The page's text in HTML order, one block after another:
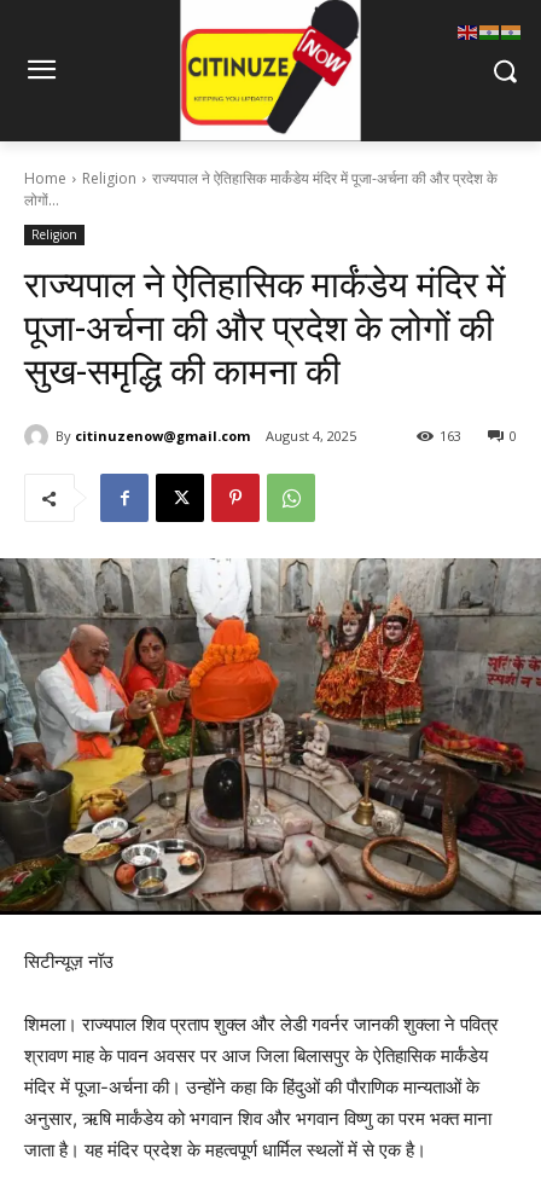
Home Religion
राज्यपाल ने ऐतिहासिक मार्कंडेय मंदिर में पूजा-अर्चना की और प्रदेश के
लोगों...
Religion
राज्यपाल ने ऐतिहासिक मार्कंडेय मंदिर में
पूजा-अर्चना की और प्रदेश के लोगों की
सुख-समृद्धि की कामना की
By citinuzenow@gmail.com August 4, 2025 0
163
सिटीन्यूज़ नॉउ
शिमला। राज्यपाल शिव प्रताप शुक्ल और लेडी गवर्नर जानकी शुक्ला ने पवित्र
श्रावण माह के पावन अवसर पर आज जिला बिलासपुर के ऐतिहासिक मार्कंडेय
मंदिर में पूजा-अर्चना की। उन्होंने कहा कि हिंदुओं की पौराणिक मान्यताओं के
अनुसार, ऋषि मार्कंडेय को भगवान शिव और भगवान विष्णु का परम भक्त माना
जाता है। यह मंदिर प्रदेश के महत्वपूर्ण धार्मिल स्थलों में से एक है।